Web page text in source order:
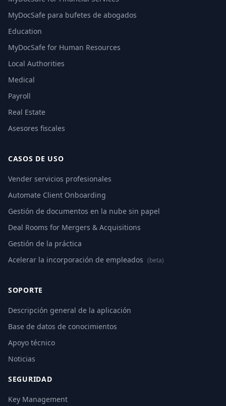
MyDocSafe para bufetes de abogados
Education
MyDocSafe for Human Resources
Local Authorities
Medical
Payroll
Real Estate
Asesores fiscales
CASOS DE USO
Vender servicios profesionales
Automate Client Onboarding
Gestión de documentos en la nube sin papel
Deal Rooms for Mergers & Acquisitions
Gestión de la práctica
Acelerar la incorporación de empleados (beta)
SOPORTE
Descripción general de la aplicación
Base de datos de conocimientos
Apoyo técnico
Noticias
SEGURIDAD
Key Management